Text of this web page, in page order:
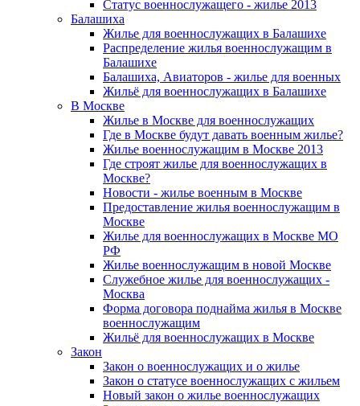
Статус военнослужащего - жилье 2013
Балашиха
Жилье для военнослужащих в Балашихе
Распределение жилья военнослужащим в
Балашихе
Балашиха, Авиаторов - жилье для военных
Жильё для военнослужащих в Балашихе
В Москве
Жилье в Москве для военнослужащих
Где в Москве будут давать военным жилье?
Жилье военнослужащим в Москве 2013
Где строят жилье для военнослужащих в
Москве?
Новости - жилье военным в Москве
Предоставление жилья военнослужащим в
Москве
Жилье для военнослужащих в Москве МО
РФ
Жилье военнослужащим в новой Москве
Служебное жилье для военнослужащих -
Москва
Форма договора поднайма жилья в Москве
военнослужащим
Жильё для военнослужащих в Москве
Закон
Закон о военнослужащих и о жилье
Закон о статусе военнослужащих с жильем
Новый закон о жилье военнослужащих